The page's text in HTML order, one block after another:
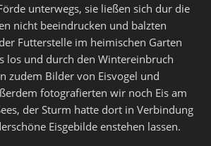
unterwegs, sie ließen sich dur die
nicht beeindrucken und balzten
Futterstelle im heimischen Garten
los und durch den Wintereinbruch
zudem Bilder von Eisvogel und
fotografierten wir noch Eis am
der Sturm hatte dort in Verbindung
Eisgebilde enstehen lassen.